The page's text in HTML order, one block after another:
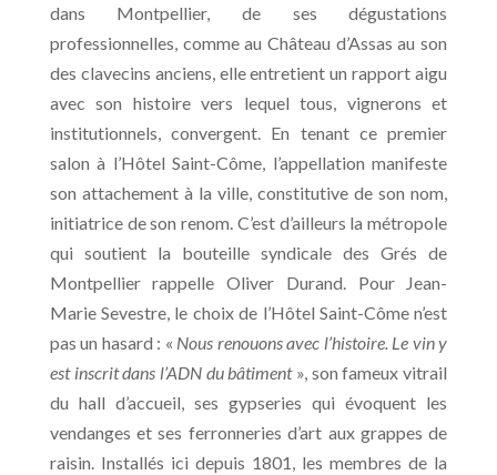
dans Montpellier, de ses dégustations
professionnelles, comme au Château d’Assas au son
des clavecins anciens, elle entretient un rapport aigu
avec son histoire vers lequel tous, vignerons et
institutionnels, convergent. En tenant ce premier
salon à l’Hôtel Saint-Côme, l’appellation manifeste
son attachement à la ville, constitutive de son nom,
initiatrice de son renom. C’est d’ailleurs la métropole
qui soutient la bouteille syndicale des Grés de
Montpellier rappelle Oliver Durand. Pour Jean-
Marie Sevestre, le choix de l’Hôtel Saint-Côme n’est
pas un hasard : « Nous renouons avec l’histoire. Le vin y
est inscrit dans l’ADN du bâtiment», son fameux vitrail
du hall d’accueil, ses gypseries qui évoquent les
vendanges et ses ferronneries d’art aux grappes de
raisin. Installés ici depuis 1801, les membres de la